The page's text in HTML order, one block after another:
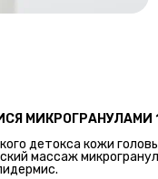
МИКРОГРАНУЛАМИ
детокса кожи
массаж